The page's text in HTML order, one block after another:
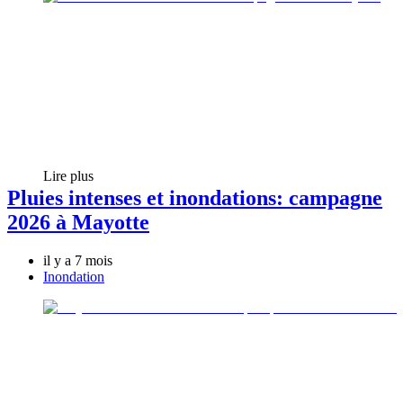
Lire plus
Pluies intenses et inondations: campagne
2026 à Mayotte
il y a 7 mois
Inondation